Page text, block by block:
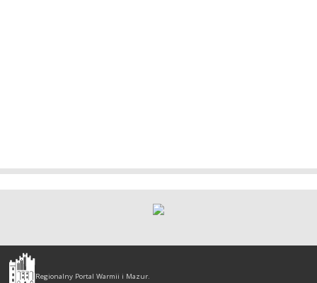
Olsztyn
-
Regionalny Portal Warmii i Mazur.